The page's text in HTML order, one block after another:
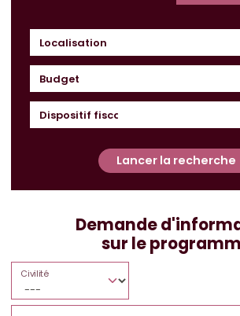
Budget
Lancer la recherche
Demande
sur le
Civilité